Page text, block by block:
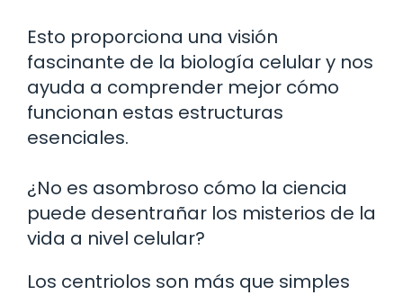
Esto proporciona una visión
fascinante de la biología celular y nos
ayuda a comprender mejor cómo
funcionan estas estructuras
esenciales.
¿No es asombroso cómo la ciencia
puede desentrañar los misterios de la
vida a nivel celular?
Los centriolos son más que simples